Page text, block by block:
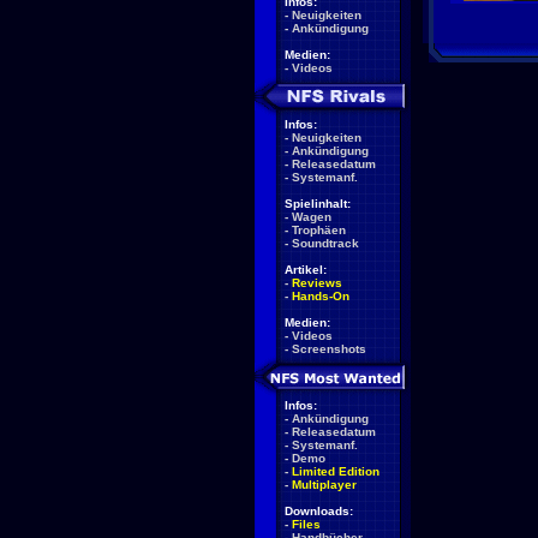
- Neuigkeiten
- Ankündigung
Medien:
- Videos
Infos:
- Neuigkeiten
- Ankündigung
- Releasedatum
- Systemanf.
Spielinhalt:
- Wagen
- Trophäen
- Soundtrack
Artikel:
- Reviews
- Hands-On
Medien:
- Videos
- Screenshots
Infos:
- Ankündigung
- Releasedatum
- Systemanf.
- Demo
- Limited Edition
- Multiplayer
Downloads:
- Files